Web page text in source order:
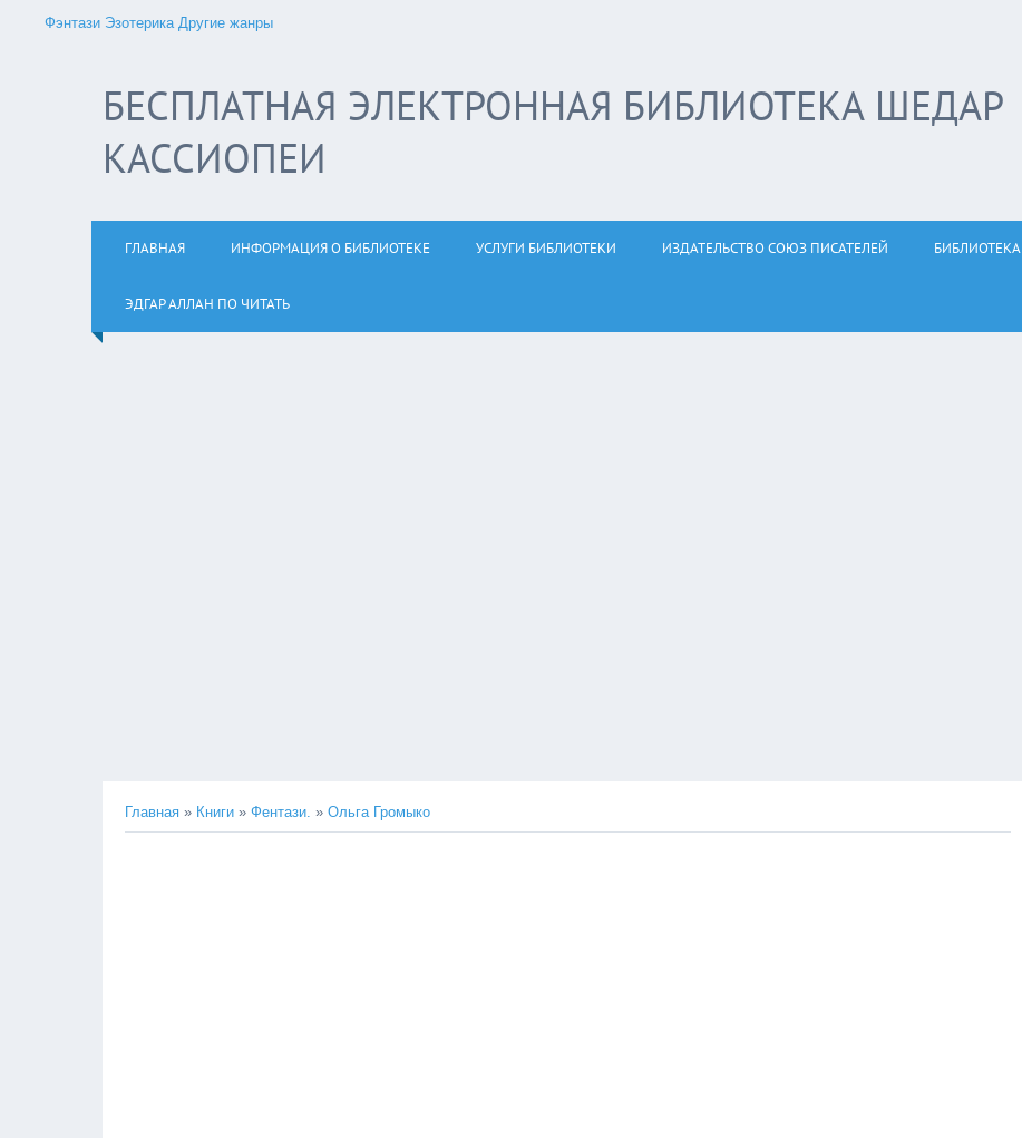
Фэнтази Эзотерика Другие жанры
БЕСПЛАТНАЯ ЭЛЕКТРОННАЯ БИБЛИОТЕКА ШЕДАР
КАССИОПЕИ
ГЛАВНАЯ ИНФОРМАЦИЯ О БИБЛИОТЕКЕ УСЛУГИ БИБЛИОТЕКИ ИЗДАТЕЛЬСТВО СОЮЗ ПИСАТЕЛЕЙ БИБЛИОТЕКА
ЭДГАР АЛЛАН ПО ЧИТАТЬ
Главная » Книги » Фентази. » Ольга Громыко